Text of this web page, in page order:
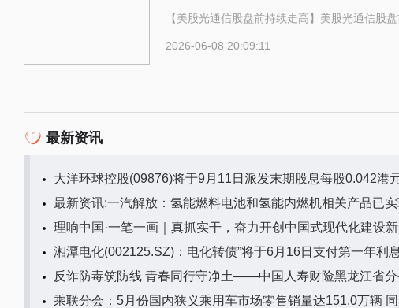
【美股光通信股盘前持续走高】美股光通信股
2026-06-08 20:09:11
最新资讯
大洋环球控股(09876)将于9月11日派发末期股息每股0.042港
最新资讯:一汽解放：氢能燃料电池和氢能内燃机相关产品已
理响中国·一笔一画｜真抓实干，奋力开创中国式现代化建设
湘潭电化(002125.SZ)：电化转债”将于6月16日支付第一年利
反诈防毒筑防线 青春同行守净土——中国人寿财险黑龙江省
乘联分会：5月份国内狭义乘用车市场零售销量达151.0万辆